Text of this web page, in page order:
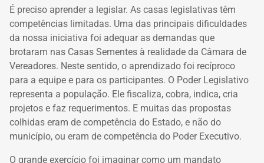
É preciso aprender a legislar. As casas legislativas têm
competências limitadas. Uma das principais dificuldades
da nossa iniciativa foi adequar as demandas que
brotaram nas Casas Sementes à realidade da Câmara de
Vereadores. Neste sentido, o aprendizado foi recíproco
para a equipe e para os participantes. O Poder Legislativo
representa a população. Ele fiscaliza, cobra, indica, cria
projetos e faz requerimentos. E muitas das propostas
colhidas eram de competência do Estado, e não do
município, ou eram de competência do Poder Executivo.
O grande exercício foi imaginar como um mandato